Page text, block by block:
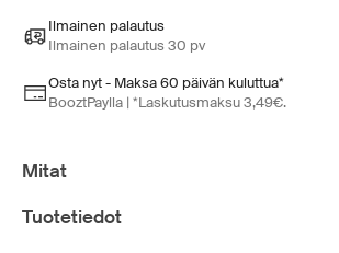
Ilmainen palautus
Ilmainen palautus 30 pv
Osta nyt - Maksa 60 päivän kuluttua*
BooztPaylla | *Laskutusmaksu 3,49€.
Mitat
Tuotetiedot